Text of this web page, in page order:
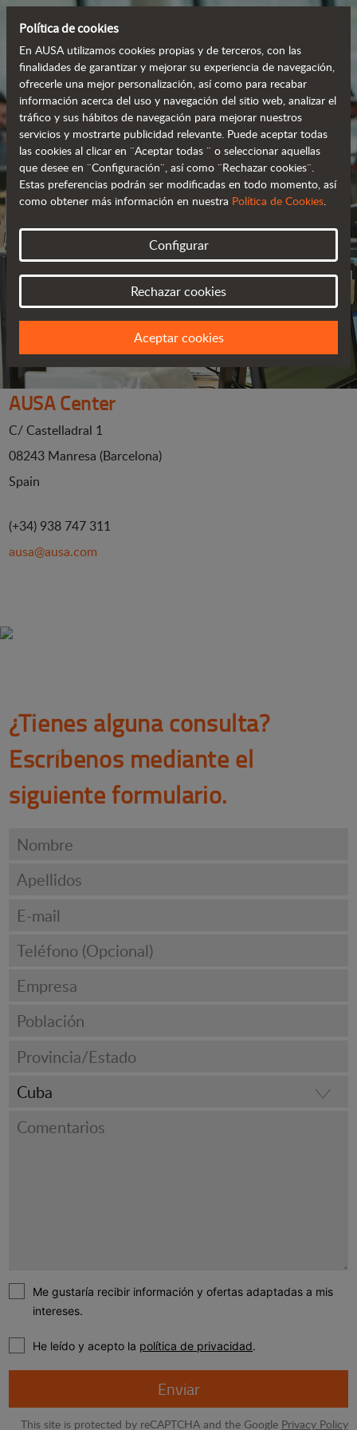
CONTÁCTANOS
ESTAMOS A TU SERVICIO
AUSA Center
C/ Castelladral 1
08243 Manresa (Barcelona)
Spain
(+34) 938 747 311
ausa@ausa.com
¿Tienes alguna consulta?
Escríbenos mediante el
siguiente formulario.
Me gustaría recibir información y ofertas adaptadas a mis
intereses.
He leído y acepto la política de privacidad.
Enviar
This site is protected by reCAPTCHA and the Google Privacy Policy
Política de cookies
En AUSA utilizamos cookies propias y de terceros, con las
finalidades de garantizar y mejorar su experiencia de navegación,
ofrecerle una mejor personalización, así como para recabar
información acerca del uso y navegación del sitio web, analizar el
tráfico y sus hábitos de navegación para mejorar nuestros
servicios y mostrarte publicidad relevante. Puede aceptar todas
las cookies al clicar en ¨Aceptar todas ¨ o seleccionar aquellas
que desee en ¨Configuración¨, así como ¨Rechazar cookies¨.
Estas preferencias podrán ser modificadas en todo momento, así
como obtener más información en nuestra Política de Cookies.
Configurar
Rechazar cookies
Aceptar cookies